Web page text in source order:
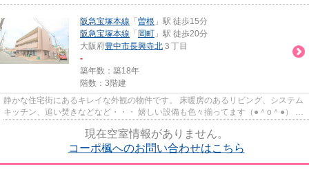
阪急宝塚本線 「 曽根 」駅 徒歩15分
阪急宝塚本線 「 岡町 」駅 徒歩20分
大阪府豊中市長興寺北 ３丁目
-
築年数：築18年
階数：3階建
静かな住宅街にあるキレイな外観の物件です。 床暖房のあるリビング、システム
キッチン、追い焚きなどなど・・・ 嬉しい設備も色々揃ってます（●＾o＾●） 是
現在空室情報がありません。
コーポ楓へのお問い合わせはこちら